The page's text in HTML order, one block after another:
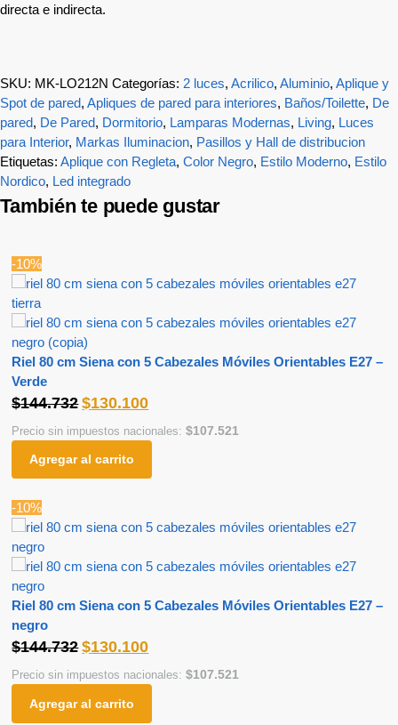
directa e indirecta.
SKU: MK-LO212N Categorías: 2 luces, Acrilico, Aluminio, Aplique y
Spot de pared, Apliques de pared para interiores, Baños/Toilette, De
pared, De Pared, Dormitorio, Lamparas Modernas, Living, Luces
para Interior, Markas Iluminacion, Pasillos y Hall de distribucion
Etiquetas: Aplique con Regleta, Color Negro, Estilo Moderno, Estilo
Nordico, Led integrado
También te puede gustar
-10%
Riel 80 cm Siena con 5 Cabezales Móviles Orientables E27 –
Verde
$144.732 $130.100
Precio sin impuestos nacionales:$107.521
Agregar al carrito
-10%
Riel 80 cm Siena con 5 Cabezales Móviles Orientables E27 –
negro
$144.732 $130.100
Precio sin impuestos nacionales:$107.521
Agregar al carrito